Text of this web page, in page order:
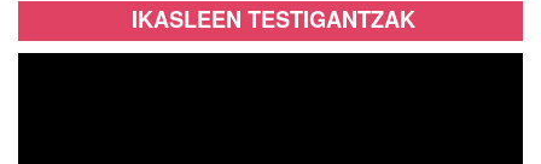
IKASLEEN TESTIGANTZAK